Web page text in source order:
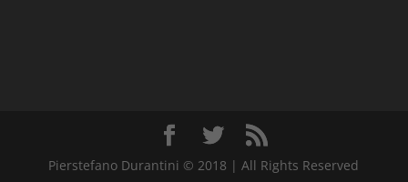
Pierstefano Durantini © 2018 | All Rights Reserved